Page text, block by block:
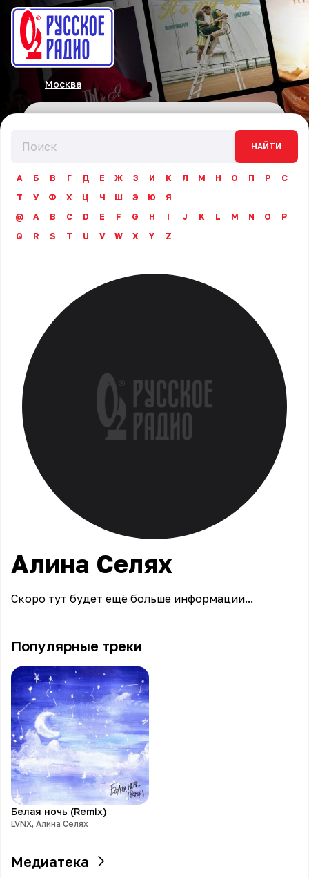
Москва
НАЙТИ
А Б В Г Д Е Ж З И К Л М Н О П Р
С
Т
У Ф Х Ц Ч Ш Э Ю
Я
@
A B C D E F G H I J K L M N O
P
Q
R S T U V W X Y Z
Алина Селях
Скоро тут будет ещё больше информации...
Популярные треки
Белая ночь (Remix)
LVNX, Алина Селях
Медиатека